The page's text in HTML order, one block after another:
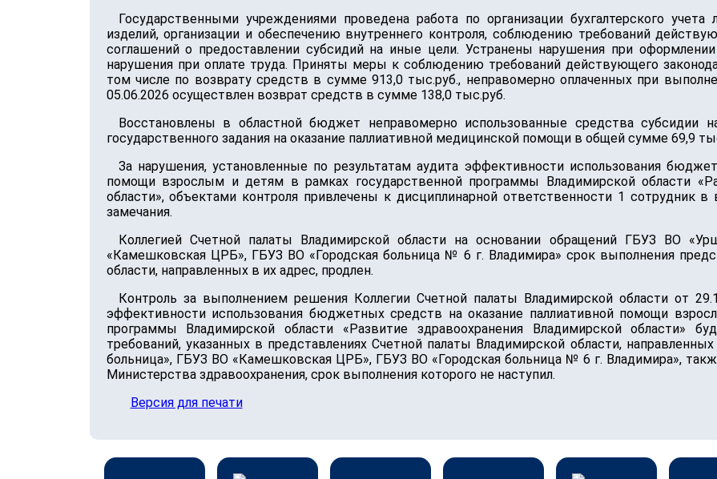
Государственными учреждениями проведена работа по организации бухгалтерского
изделий, организации и обеспечению внутреннего контроля, соблюдению требований
соглашений о предоставлении субсидий на иные цели. Устранены нарушения при
нарушения при оплате труда. Приняты меры к соблюдению требований действующего
том числе по возврату средств в сумме 913,0 тыс.руб., неправомерно оплаченных при
05.06.2026 осуществлен возврат средств в сумме 138,0 тыс.руб.
Восстановлены в областной бюджет неправомерно использованные средства субсидии
государственного задания на оказание паллиативной медицинской помощи в общей сумме 69,9
За нарушения, установленные по результатам аудита эффективности использования
помощи взрослым и детям в рамках государственной программы Владимирской области
области», объектами контроля привлечены к дисциплинарной ответственности 1 сотрудник
замечания.
Коллегией Счетной палаты Владимирской области на основании обращений ГБУЗ ВО
«Камешковская ЦРБ», ГБУЗ ВО «Городская больница № 6 г. Владимира» срок выполнения
области, направленных в их адрес, продлен.
Контроль за выполнением решения Коллегии Счетной палаты Владимирской области от
эффективности использования бюджетных средств на оказание паллиативной помощи
программы Владимирской области «Развитие здравоохранения Владимирской области»
требований, указанных в представлениях Счетной палаты Владимирской области,
больница», ГБУЗ ВО «Камешковская ЦРБ», ГБУЗ ВО «Городская больница № 6 г. Владимира»,
Министерства здравоохранения, срок выполнения которого не наступил.
Версия для печати